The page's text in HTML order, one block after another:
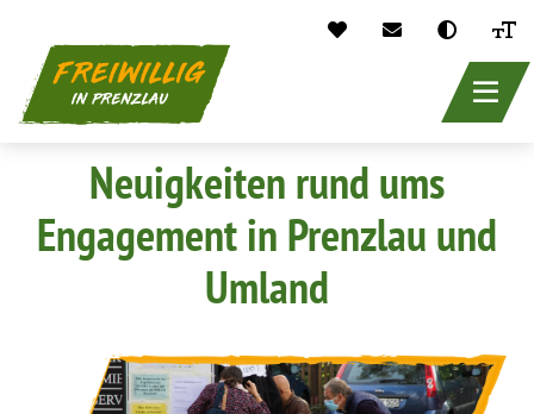
Neuigkeiten rund ums
Engagement in Prenzlau und
Umland